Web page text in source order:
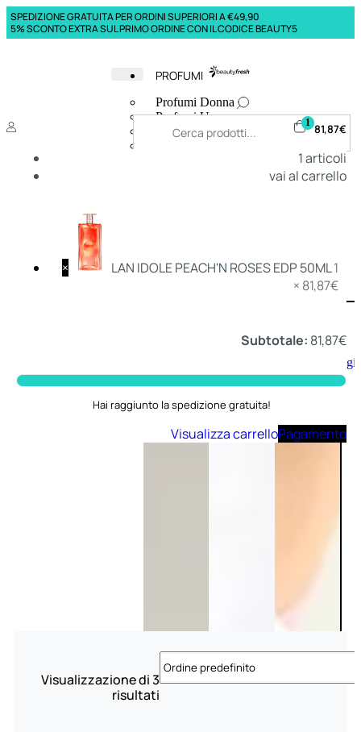
SPEDIZIONE GRATUITA PER ORDINI SUPERIORI A €49,90
5% SCONTO EXTRA SUL PRIMO ORDINE CON IL CODICE BEAUTY5
PROFUMI
Profumi Donna
Profumi Uomo
Deodoranti Donna
Aggiungi
al
1 81,87€
1articoli
vai al carrello
× LAN IDOLE PEACH'N ROSES EDP 50ML1
× 81,87€
Subtotale: 81,87€
Hai raggiunto la spedizione gratuita!
Visualizza carrelloPagamento
Visualizzazione di 3
risultati